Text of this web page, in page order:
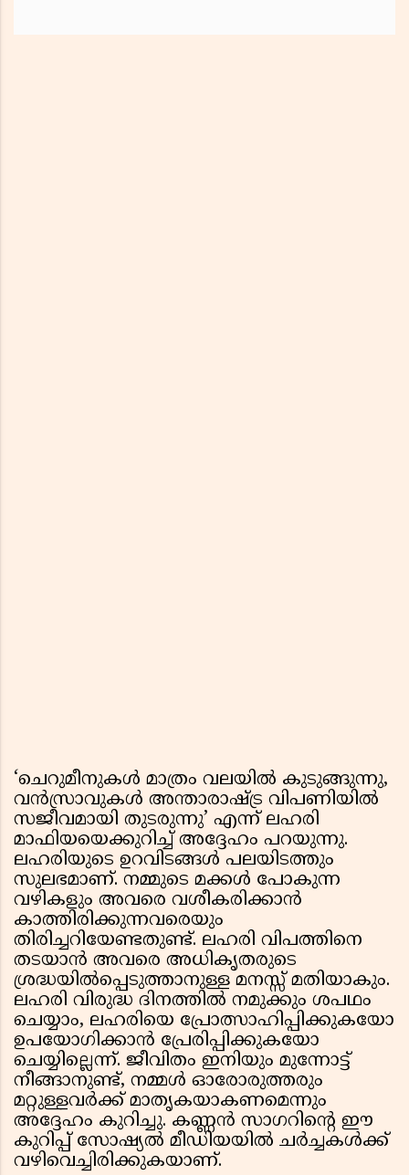
‘ചെറുമീനുകൾ മാത്രം വലയിൽ കുടുങ്ങുന്നു,
വൻസ്രാവുകൾ അന്താരാഷ്ട്ര വിപണിയിൽ
സജീവമായി തുടരുന്നു’ എന്ന് ലഹരി
മാഫിയയെക്കുറിച്ച് അദ്ദേഹം പറയുന്നു.
ലഹരിയുടെ ഉറവിടങ്ങൾ പലയിടത്തും
സുലഭമാണ്. നമ്മുടെ മക്കൾ പോകുന്ന
വഴികളും അവരെ വശീകരിക്കാൻ
കാത്തിരിക്കുന്നവരെയും
തിരിച്ചറിയേണ്ടതുണ്ട്. ലഹരി വിപത്തിനെ
തടയാൻ അവരെ അധികൃതരുടെ
ശ്രദ്ധയിൽപ്പെടുത്താനുള്ള മനസ്സ് മതിയാകും.
ലഹരി വിരുദ്ധ ദിനത്തിൽ നമുക്കും ശപഥം
ചെയ്യാം, ലഹരിയെ പ്രോത്സാഹിപ്പിക്കുകയോ
ഉപയോഗിക്കാൻ പ്രേരിപ്പിക്കുകയോ
ചെയ്യില്ലെന്ന്. ജീവിതം ഇനിയും മുന്നോട്ട്
നീങ്ങാനുണ്ട്, നമ്മൾ ഓരോരുത്തരും
മറ്റുള്ളവർക്ക് മാതൃകയാകണമെന്നും
അദ്ദേഹം കുറിച്ചു. കണ്ണൻ സാഗറിന്റെ ഈ
കുറിപ്പ് സോഷ്യൽ മീഡിയയിൽ ചർച്ചകൾക്ക്
വഴിവെച്ചിരിക്കുകയാണ്.